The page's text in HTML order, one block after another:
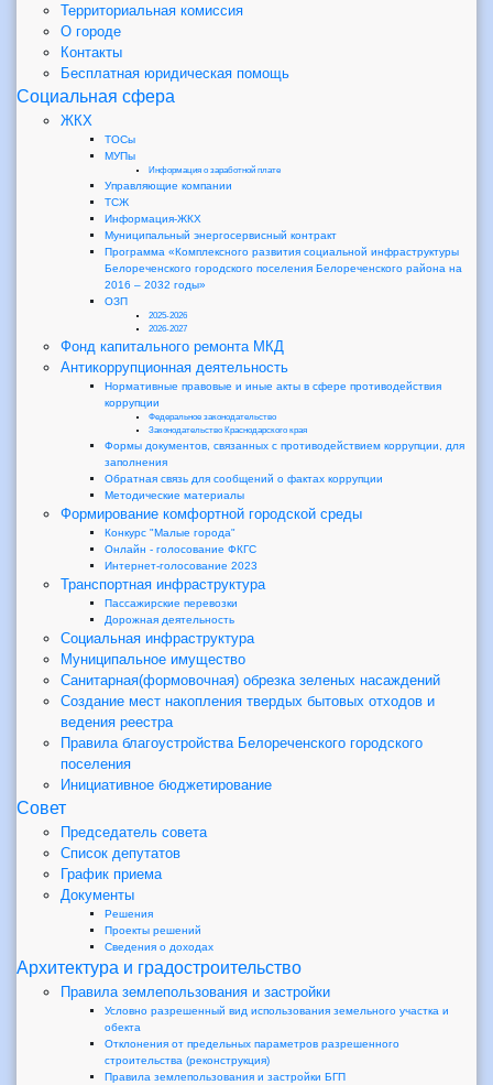
Территориальная комиссия
О городе
Контакты
Бесплатная юридическая помощь
Социальная сфера
ЖКХ
ТОСы
МУПы
Информация о заработной плате
Управляющие компании
ТСЖ
Информация-ЖКХ
Муниципальный энергосервисный контракт
Программа «Комплексного развития социальной инфраструктуры
Белореченского городского поселения Белореченского района на
2016 – 2032 годы»
ОЗП
2025-2026
2026-2027
Фонд капитального ремонта МКД
Антикоррупционная деятельность
Нормативные правовые и иные акты в сфере противодействия
коррупции
Федеральное законодательство
Законодательство Краснодарского края
Формы документов, связанных с противодействием коррупции, для
заполнения
Обратная связь для сообщений о фактах коррупции
Методические материалы
Формирование комфортной городской среды
Конкурс "Малые города"
Онлайн - голосование ФКГС
Интернет-голосование 2023
Транспортная инфраструктура
Пассажирские перевозки
Дорожная деятельность
Социальная инфраструктура
Муниципальное имущество
Санитарная(формовочная) обрезка зеленых насаждений
Создание мест накопления твердых бытовых отходов и
ведения реестра
Правила благоустройства Белореченского городского
поселения
Инициативное бюджетирование
Совет
Председатель совета
Список депутатов
График приема
Документы
Решения
Проекты решений
Сведения о доходах
Архитектура и градостроительство
Правила землепользования и застройки
Условно разрешенный вид использования земельного участка и
обекта
Отклонения от предельных параметров разрешенного
строительства (реконструкция)
Правила землепользования и застройки БГП